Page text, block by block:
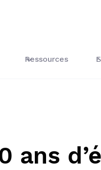
Ressources
ans